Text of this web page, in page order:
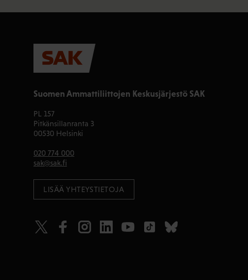
Suomen Ammattiliittojen Keskusjärjestö SAK
PL 157
Pitkänsillanranta 3
00530 Helsinki
020 774 000
sak@sak.fi
LISÄÄ YHTEYSTIETOJA